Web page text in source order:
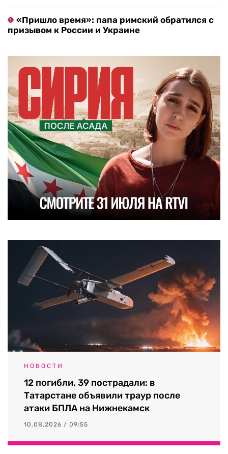
«Пришло время»: папа римский обратился с
призывом к России и Украине
НОВОСТИ
12 погибли, 39 пострадали: в
Татарстане объявили траур после
атаки БПЛА на Нижнекамск
10.08.2026 / 09:55